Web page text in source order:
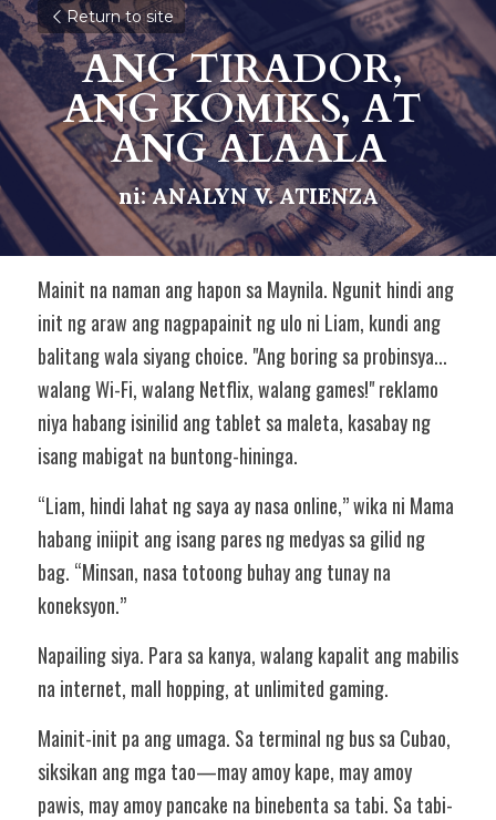
Return to site
ANG TIRADOR,
ANG KOMIKS, AT
ANG ALAALA
ni: ANALYN V. ATIENZA
Mainit na naman ang hapon sa Maynila. Ngunit hindi ang
init ng araw ang nagpapainit ng ulo ni Liam, kundi ang
balitang wala siyang choice. "Ang boring sa probinsya...
walang Wi-Fi, walang Netflix, walang games!" reklamo
niya habang isinilid ang tablet sa maleta, kasabay ng
isang mabigat na buntong-hininga.
“Liam, hindi lahat ng saya ay nasa online,” wika ni Mama
habang iniipit ang isang pares ng medyas sa gilid ng
bag. “Minsan, nasa totoong buhay ang tunay na
koneksyon.”
Napailing siya. Para sa kanya, walang kapalit ang mabilis
na internet, mall hopping, at unlimited gaming.
Mainit-init pa ang umaga. Sa terminal ng bus sa Cubao,
siksikan ang mga tao—may amoy kape, may amoy
pawis, may amoy pancake na binebenta sa tabi. Sa tabi-